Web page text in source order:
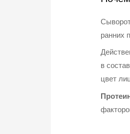
ранних
в
цвет